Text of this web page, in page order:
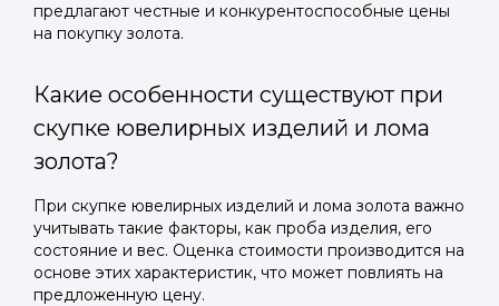
предлагают честные и конкурентоспособные цены
на покупку золота.
Какие особенности существуют при
скупке ювелирных изделий и лома
золота?
При скупке ювелирных изделий и лома золота важно
учитывать такие факторы, как проба изделия, его
состояние и вес. Оценка стоимости производится на
основе этих характеристик, что может повлиять на
предложенную цену.